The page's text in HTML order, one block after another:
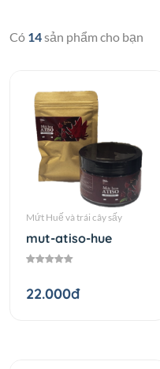
Có 14sản phẩm cho bạn
Mứt Huế và trái cây sấy
mut-atiso-hue
22.000đ